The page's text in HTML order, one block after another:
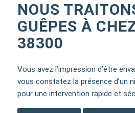
NOUS
GUÊPES À
38300
Vous avez l’impression d’être
vous constatez la présence d’un
pour une intervention rapide et